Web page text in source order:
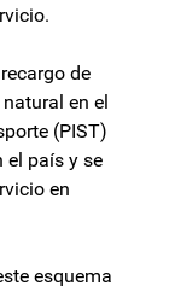
de
en el
(PIST)
el país y se
en
esquema